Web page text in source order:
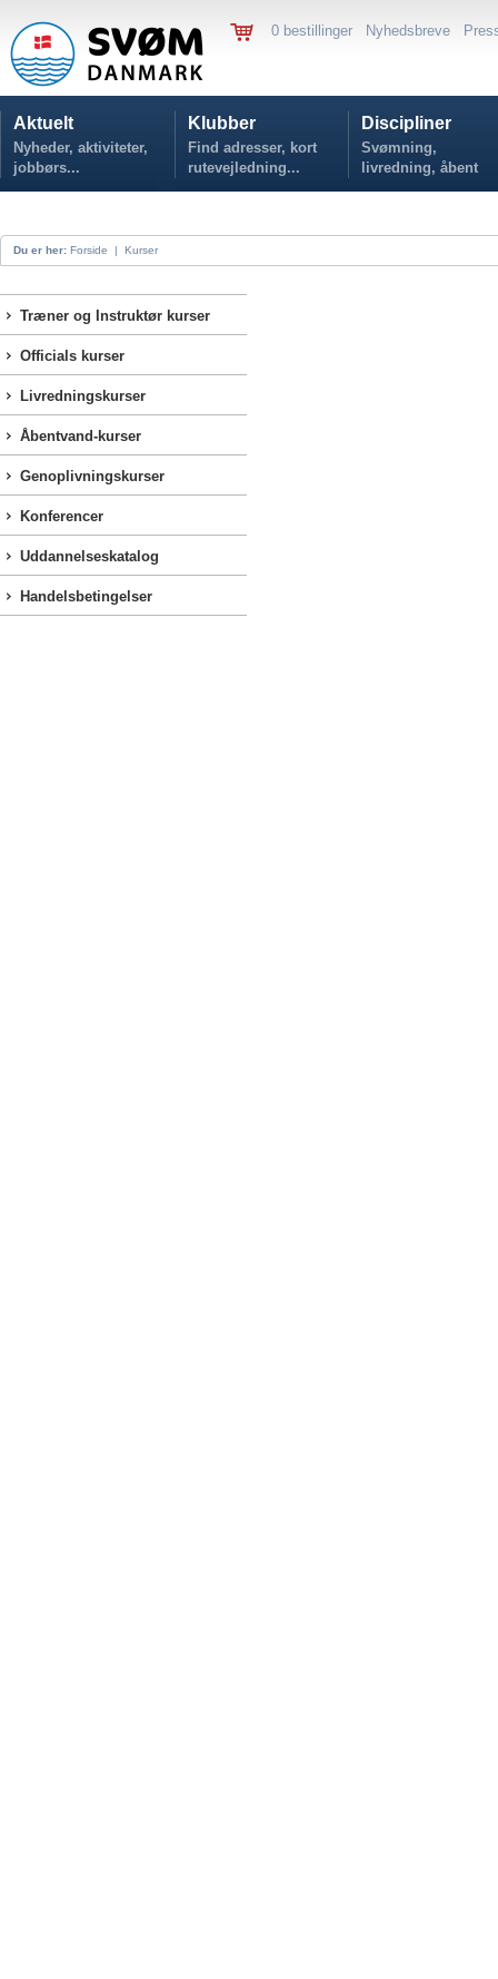
0 bestillinger Nyhedsbreve
Aktuelt
Nyheder, aktiviteter,
jobbørs...
Klubber
Find adresser, kort
rutevejledning...
Discipliner
Svømning,
livredning, åbent
vand...
Du er her: Forside | Kurser
Træner og Instruktør kurser
Officials kurser
Livredningskurser
Åbentvand-kurser
Genoplivningskurser
Konferencer
Uddannelseskatalog
Handelsbetingelser